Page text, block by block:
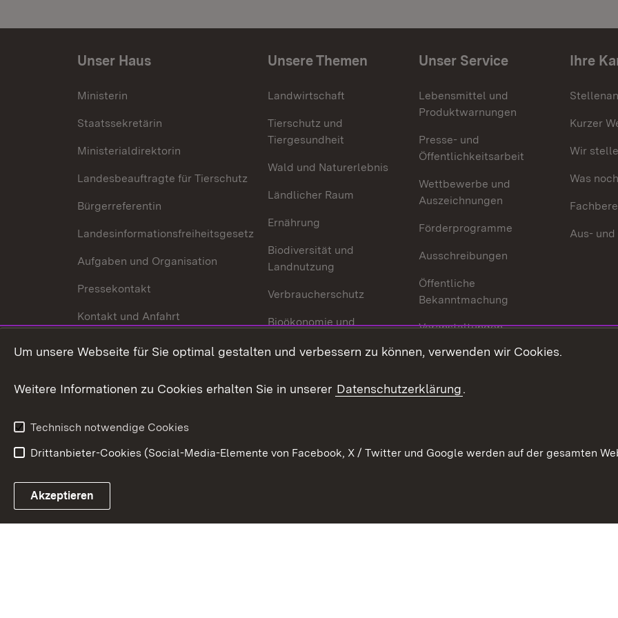
Unser Haus
Ministerin
Staatssekretärin
Ministerialdirektorin
Landesbeauftragte für Tierschutz
Bürgerreferentin
Landesinformationsfreiheitsgesetz
Aufgaben und Organisation
Pressekontakt
Kontakt und Anfahrt
Unsere Themen
Landwirtschaft
Tierschutz und
Tiergesundheit
Wald und Naturerlebnis
Ländlicher Raum
Ernährung
Biodiversität und
Landnutzung
Verbraucherschutz
Bioökonomie und
Unser Service
Lebensmittel und
Produktwarnungen
Presse- und
Öffentlichkeitsarbeit
Wettbewerbe und
Auszeichnungen
Förderprogramme
Ausschreibungen
Öffentliche
Bekanntmachung
Veranstaltungen
Mediathek
Publikationen
Ihre
Kurzer
Wir
Was
Aus-
Link zum Landesportal
Um unsere Webseite für Sie optimal gestalten und verbessern zu können, verwenden wir Cookies.
Weitere Informationen zu Cookies erhalten Sie in unserer Datenschutzerklärung.
Technisch notwendige Cookies
Drittanbieter-Cookies (Social-Media-Elemente von Facebook, X / Twitter und Google werden auf der gesamten
Akzeptieren